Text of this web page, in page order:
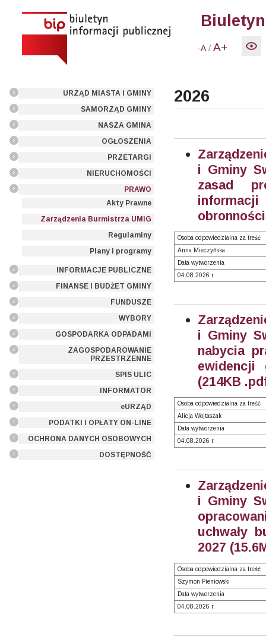
-A /A+
URZĄD MIASTA I GMINY
SAMORZĄD GMINY
NASZA GMINA
OGŁOSZENIA
PRZETARGI
NIERUCHOMOŚCI
PRAWO
Akty Prawne
Zarządzenia Burmistrza UMiG
Regulaminy
Plany i programy
INFORMACJE PUBLICZNE
FINANSE I BUDŻET GMINY
FUNDUSZE
WYBORY
GOSPODARKA ODPADAMI
ZAGOSPODAROWANIE
PRZESTRZENNE
SPIS ULIC
INFORMATOR
eURZĄD
PODATKI I OPŁATY ON-LINE
OCHRONA DANYCH OSOBOWYCH
DOSTĘPNOŚĆ
2026
i Gminy
zasad
informacji
Osoba odpowiedzialna za treść
Anna Mieczyńska
Data wytworzenia
04.08.2026 r.
i Gminy
nabycia
ewidencji
(214KB
Osoba odpowiedzialna za treść
Alicja Wojtaszak
Data wytworzenia
04.08.2026 r.
i Gminy
uchwały
2027
Osoba odpowiedzialna za treść
Szymon Pieniowski
Data wytworzenia
04.08.2026 r.